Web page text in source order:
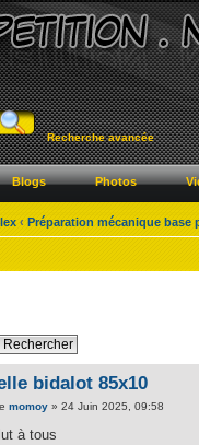
Recherche avancée
Blogs Photos
‹ Préparation mécanique base
bidalot 85x10
momoy » 24 Juin 2025, 09:58
à tous